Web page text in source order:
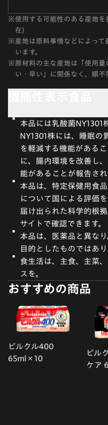
※使用する可能性のある産地
在)
※産地は原料事情などによって
います。
※原材料の主な産地は「使用
い・早い」に関係なく、順不
本品には乳酸菌NY1301
NY1301株には、睡眠の
を軽減する機能がある
に、腸内環境を改善し
能があることが報告され
本品は、特定保健用食
について国による評価
届け出られた科学的根
サイトで確認できます。
本品は、医薬品と異な
目的としたものではあり
食生活は、主食、主菜
スを。
おすすめの商品
ピルクル400
65ml×10
ピル
ケア